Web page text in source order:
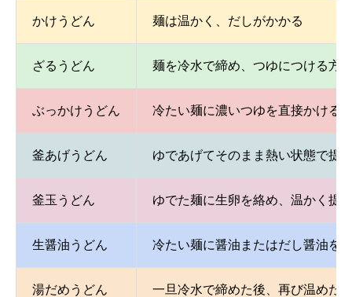
かけうどん 麺は温かく、だしがかかる
ざるうどん 麺を冷水で締め、つゆにつける方
ぶっかけうどん 冷たい麺に濃いつゆを直接かける
釜あげうどん ゆであげてそのまま熱い状態で提
釜玉うどん ゆでた麺に生卵を絡め、温かく提
生醤油うどん 冷たい麺に醤油またはだし醤油を
湯だめうどん 一旦冷水で締めた後、再び温めた